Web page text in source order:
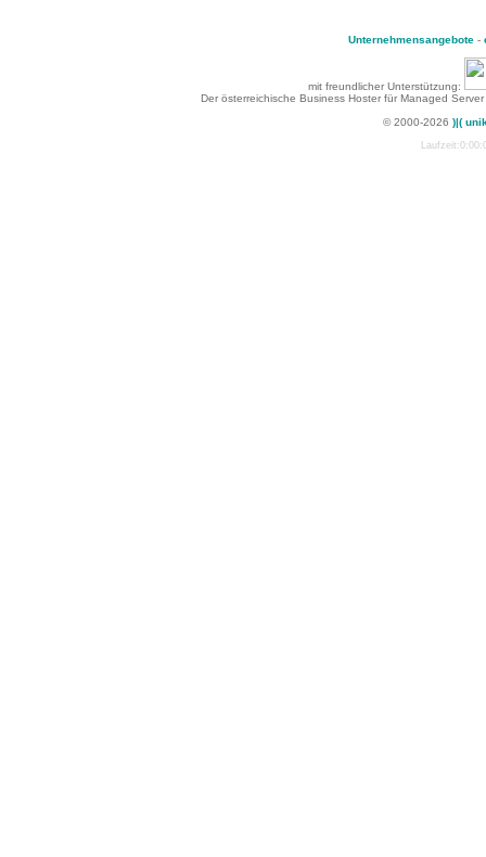
Unternehmensangebote-
mit freundlicher Unterstützung:
Der österreichische Business Hoster für Managed
© 2000-2026 )|(